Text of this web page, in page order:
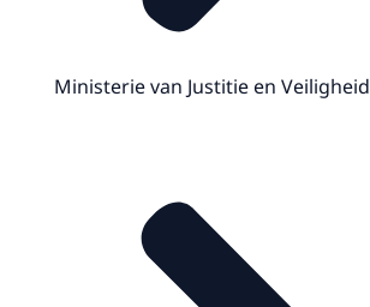
Ministerie van Justitie en Veiligheid